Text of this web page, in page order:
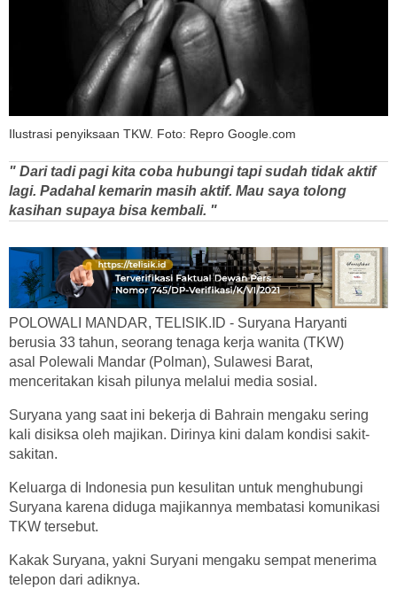
Ilustrasi penyiksaan TKW. Foto: Repro Google.com
" Dari tadi pagi kita coba hubungi tapi sudah tidak aktif
lagi. Padahal kemarin masih aktif. Mau saya tolong
kasihan supaya bisa kembali. "
POLOWALI MANDAR, TELISIK.ID - Suryana Haryanti
berusia 33 tahun, seorang tenaga kerja wanita (TKW)
asal Polewali Mandar (Polman), Sulawesi Barat,
menceritakan kisah pilunya melalui media sosial.
Suryana yang saat ini bekerja di Bahrain mengaku sering
kali disiksa oleh majikan. Dirinya kini dalam kondisi sakit-
sakitan.
Keluarga di Indonesia pun kesulitan untuk menghubungi
Suryana karena diduga majikannya membatasi komunikasi
TKW tersebut.
Kakak Suryana, yakni Suryani mengaku sempat menerima
telepon dari adiknya.